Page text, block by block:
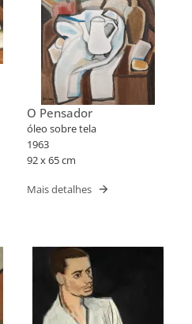
O Pensador
óleo sobre tela
1963
92 x 65 cm
Mais detalhes